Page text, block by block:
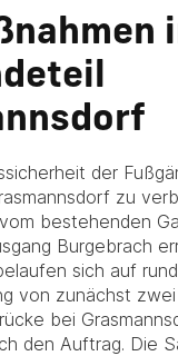
der
zu
bestehenden
Burgebrach
sich auf rund
von zunächst
bei
den Auftrag. Die